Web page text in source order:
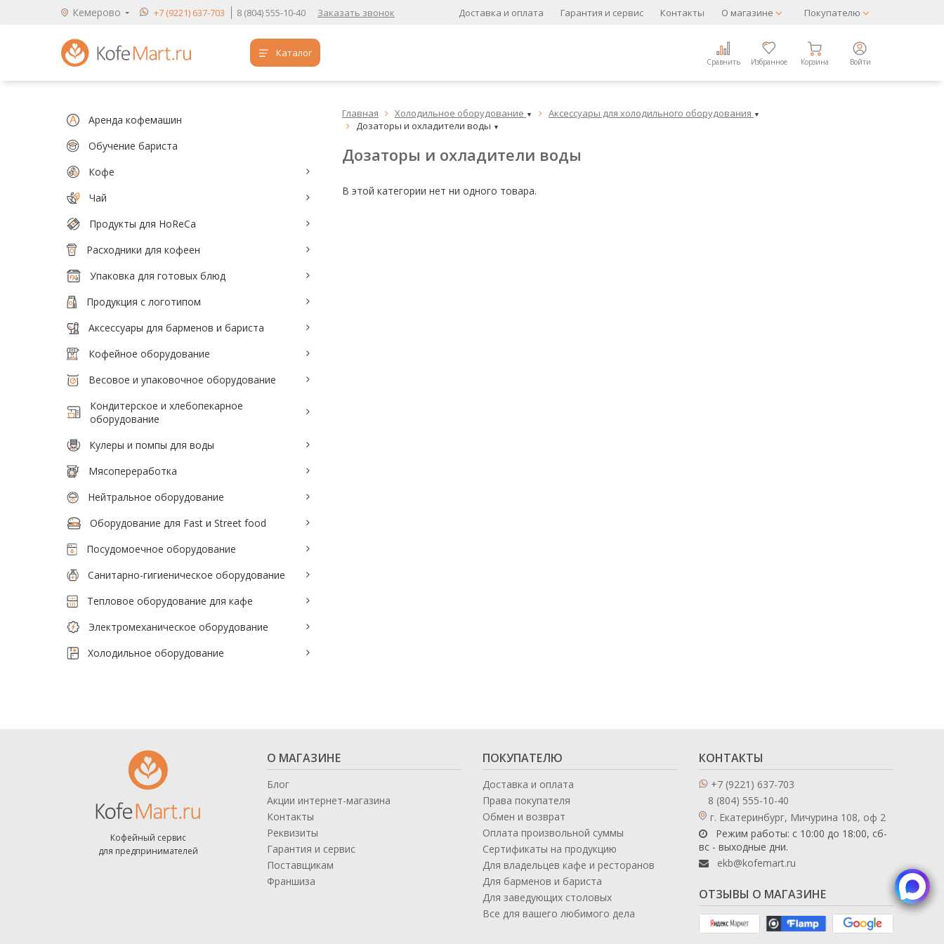
Кемерово +7 (9221) 637-703 8 (804) 555-10-40 Заказать звонок Доставка и оплата Гарантия и сервис Контакты О магазине Покупателю
Каталог
Сравнить Избранное Корзина Войти
Обучение бариста
Кофе
Чай
Продукты для HoReCa
Расходники для кофеен
Упаковка для готовых блюд
Кофейное оборудование
Весовое и упаковочное оборудование
Кондитерское и хлебопекарное
оборудование
Кулеры и помпы для воды
Мясопереработка
Нейтральное оборудование
Оборудование для Fast и Street food
Санитарно-гигиеническое
оборудование
Тепловое оборудование для кафе
Электромеханическое оборудование
Кофе в зернах
Кофе в зернах свежей обжарки
Кофе для вендинга
Главная  Холодильное оборудование ▼  Аксессуары для холодильного оборудования ▼

Дозаторы и охладители воды ▼
Дозаторы и охладители воды
В этой категории нет ни одного товара.
Аренда кофемашин
Обучение бариста
Кофе
Чай
Продукты для HoReCa
Расходники для кофеен
Упаковка для готовых блюд
Продукция с логотипом
Аксессуары для барменов и бариста
Кофейное оборудование
Весовое и упаковочное оборудование
Кондитерское и хлебопекарное
оборудование
Кулеры и помпы для воды
Мясопереработка
Нейтральное оборудование
Оборудование для Fast и Street food
Посудомоечное оборудование
Санитарно-гигиеническое оборудование
Тепловое оборудование для кафе
Электромеханическое оборудование
Холодильное оборудование
Кофейный сервис
для предпринимателей
О МАГАЗИНЕ
Блог
Акции интернет-магазина
Контакты
Реквизиты
Гарантия и сервис
Поставщикам
Франшиза
ПОКУПАТЕЛЮ
Доставка и оплата
Права покупателя
Обмен и возврат
Оплата произвольной суммы
Сертификаты на продукцию
Для владельцев кафе и ресторанов
Для барменов и бариста
Для заведующих столовых
Все для вашего любимого дела
КОНТАКТЫ
+7 (9221) 637-703
8 (804) 555-10-40
г. Екатеринбург, Мичурина 108, оф 2
Режим работы: с 10:00 до 18:00, сб-
вс - выходные дни.
ekb@kofemart.ru
ОТЗЫВЫ О МАГАЗИНЕ